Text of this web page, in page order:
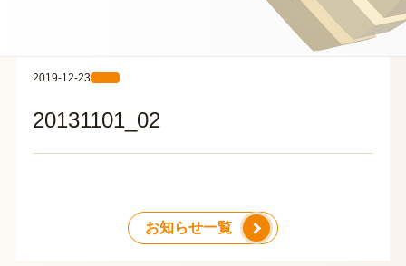
2019-12-23
20131101_02
お知らせ一覧